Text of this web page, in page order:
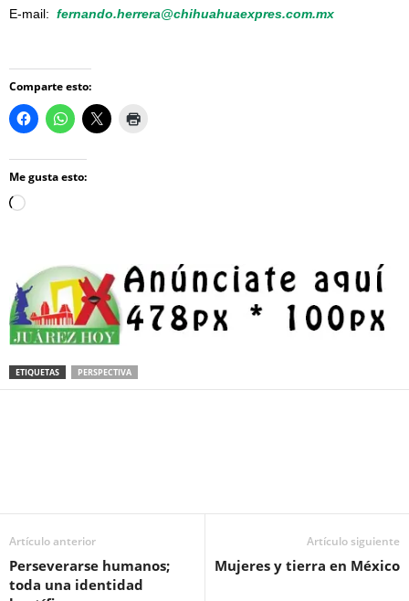
E-mail: fernando.herrera@chihuahuaexpres.com.mx
Comparte esto:
Me gusta esto:
Loading…
ETIQUETAS PERSPECTIVA
Artículo anterior
Perseverarse humanos;
toda una identidad
Artículo siguiente
Mujeres y tierra en México